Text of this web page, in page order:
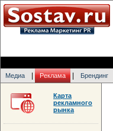
Медиа Реклама Брендинг
Карта
рекламного
рынка